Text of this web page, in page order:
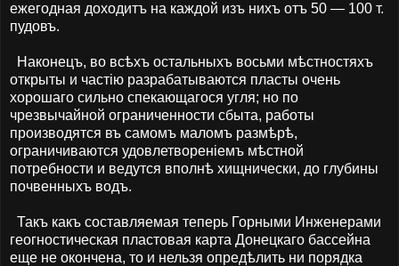
ежегодная доходитъ на каждой изъ нихъ отъ 50 — 100 т.
пудовъ.
Наконецъ, во всѣхъ остальныхъ восьми мѣстностяхъ
открыты и частію разрабатываются пласты очень
хорошаго сильно спекающагося угля; но по
чрезвычайной ограниченности сбыта, работы
производятся въ самомъ маломъ размѣрѣ,
ограничиваются удовлетвореніемъ мѣстной
потребности и ведутся вполнѣ хищнически, до глубины
почвенныхъ водъ.
Такъ какъ составляемая теперь Горными Инженерами
геогностическая пластовая карта Донецкаго бассейна
еще не окончена, то и нельзя опредѣлить ни порядка